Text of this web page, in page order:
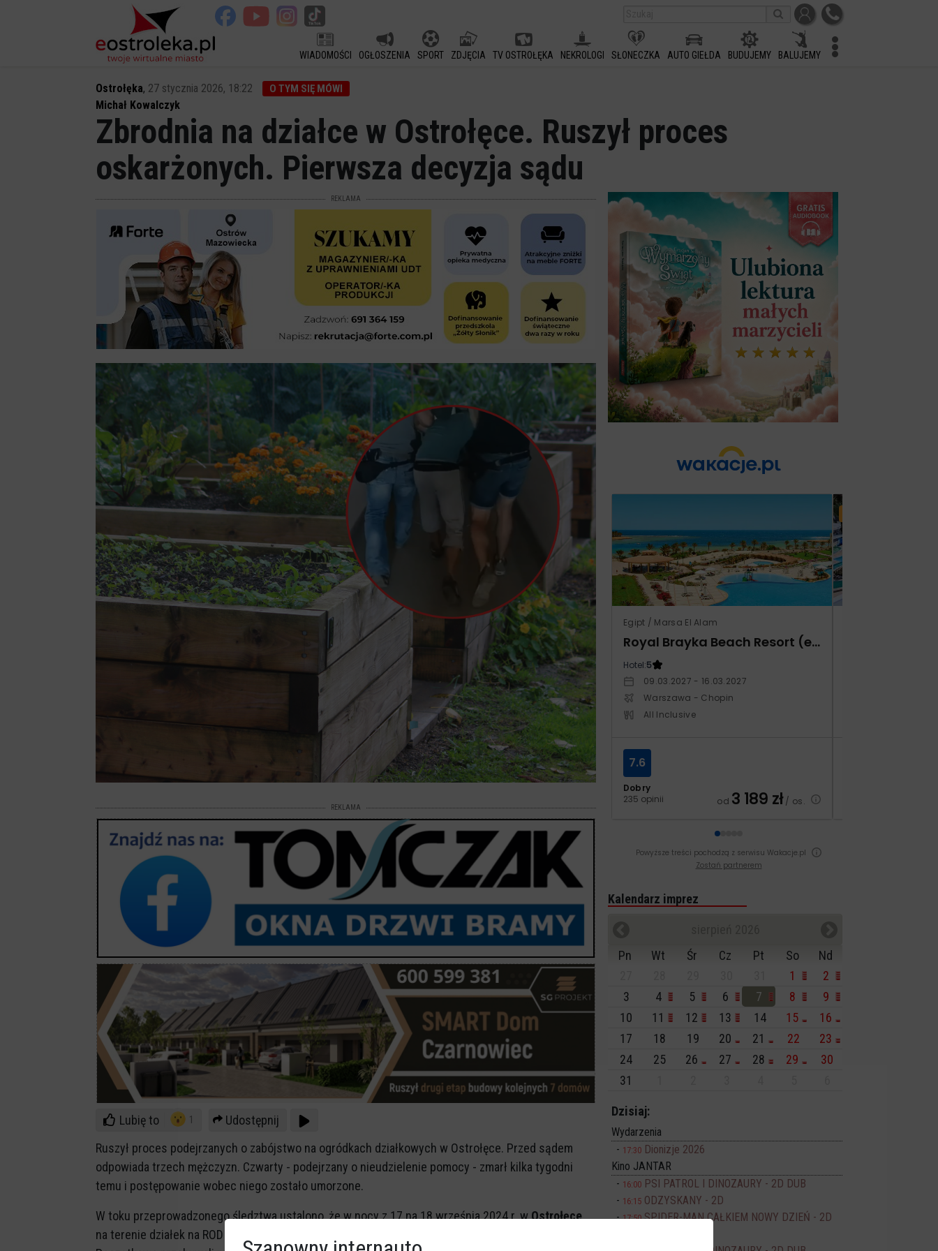
WIADOMOŚCI OGŁOSZENIA SPORT ZDJĘCIA TV OSTROŁĘKA NEKROLOGI SŁONECZKA AUTO GIEŁDA BUDUJEMY BALUJEMY
Ostrołęka, 27 stycznia 2026, 18:22 O TYM SIĘ MÓWI
Michał Kowalczyk
Zbrodnia na działce w Ostrołęce. Ruszył proces
oskarżonych. Pierwsza decyzja sądu
REKLAMA
REKLAMA
Lubię to 1
Udostępnij
Ruszył proces podejrzanych o zabójstwo na ogródkach działkowych w Ostrołęce. Przed sądem
odpowiada trzech mężczyzn. Czwarty - podejrzany o nieudzielenie pomocy - zmarł kilka tygodni
temu i postępowanie wobec niego zostało umorzone.
W toku przeprowadzonego śledztwa ustalono, że w nocy z 17 na 18 września 2024 r. wOstrołęce
na terenie działek na ROD „
Egipt / Marsa El Alam
Royal Brayka Beach Resort (ex Zee Brayka)
Hotel:5
09.03.2027 - 16.03.2027
Warszawa - Chopin
All Inclusive
Dobry
235 opinii
7.6
od 3 189 zł/ os.
Powyższe treści pochodzą z serwisu Wakacje.pl
Zostań partnerem
Kalendarz imprez
Pn
Wt Śr Cz Pt So
Nd
1
2
3
4 5 6 7 8
9
10
11 12 13 14 15
16
17
18 19 20 21 22
23
24
25 26 27 28 29
30
31
Dzisiaj:
Wydarzenia
17:30 Dionizje 2026
Kino JANTAR
16:00 PSI PATROL I DINOZAURY - 2D DUB
16:15 ODZYSKANY - 2D
17:50 SPIDER-MAN CAŁKIEM NOWY DZIEŃ - 2D